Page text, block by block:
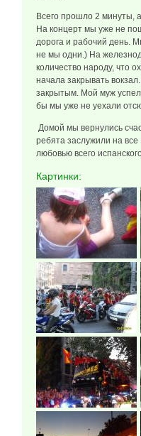
Всего прошло 2 минуты,
На концерт мы уже не
дорога и рабочий день.
не мы одни.) На
количество народу, что
начала закрывать
закрытым. Мой муж
бы мы уже не уехали
Домой мы вернулись
ребята заслужили на
любовью всего
Картинки: